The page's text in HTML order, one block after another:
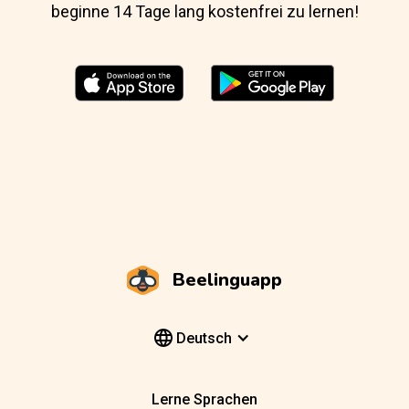
beginne 14 Tage lang kostenfrei zu lernen!
Beelinguapp
Deutsch
Lerne Sprachen